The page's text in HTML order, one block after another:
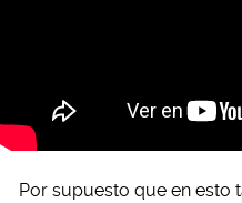
Por supuesto que en esto